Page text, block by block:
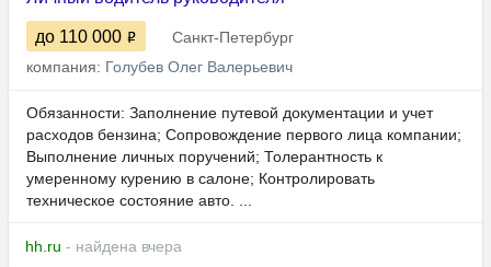
до 110 000
Санкт-Петербург
компания: Голубев Олег Валерьевич
Обязанности: Заполнение путевой документации и учет
расходов бензина; Сопровождение первого лица компании;
Выполнение личных поручений; Толерантность к
умеренному курению в салоне; Контролировать
техническое состояние авто. ...
hh.ru - найдена вчера